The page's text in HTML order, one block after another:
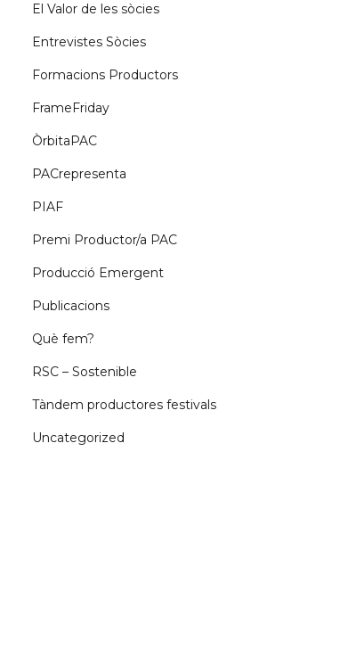
El Valor de les sòcies
Entrevistes Sòcies
Formacions Productors
FrameFriday
ÒrbitaPAC
PACrepresenta
PIAF
Premi Productor/a PAC
Producció Emergent
Publicacions
Què fem?
RSC – Sostenible
Tàndem productores festivals
Uncategorized